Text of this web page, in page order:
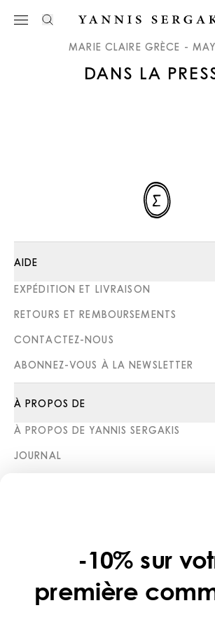
MARIE CLAIRE GRÈCE -
DANS LA
AIDE
EXPÉDITION ET LIVRAISON
RETOURS ET REMBOURSEMENTS
CONTACTEZ-NOUS
ABONNEZ-VOUS À LA NEWSLETTER
À PROPOS DE
À PROPOS DE YANNIS SERGAKIS
JOURNAL
POLITIQUE DE CONFIDENTIALITÉ
-10% sur
première